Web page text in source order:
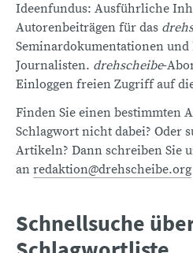
Ideenfundus: Ausführliche
Autorenbeiträgen für das
Seminardokumentationen
Journalisten. drehscheibe-
Einloggen freien Zugriff auf
Finden Sie einen bestimmten
Schlagwort nicht dabei? Oder
Artikeln? Dann schreiben Sie
an redaktion@drehscheibe.org
Schnellsuche